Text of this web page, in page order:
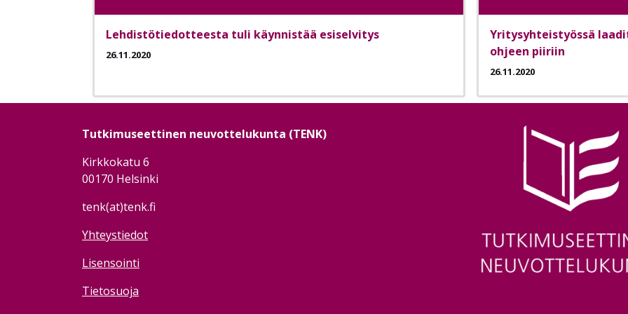
Lehdistötiedotteesta tuli käynnistää esiselvitys
26.11.2020
Yritysyhteistyössä
ohjeen piiriin
26.11.2020
Tutkimuseettinen neuvottelukunta (TENK)
Kirkkokatu 6
00170 Helsinki
tenk(at)tenk.fi
Yhteystiedot
Lisensointi
Tietosuoja